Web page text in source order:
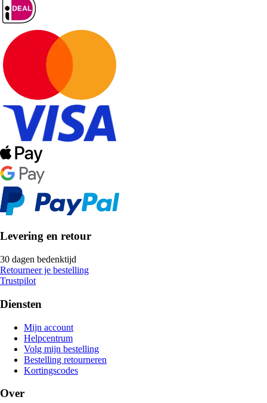
Levering en retour
30 dagen bedenktijd
Retourneer je bestelling
Trustpilot
Diensten
Mijn account
Helpcentrum
Volg mijn bestelling
Bestelling retourneren
Kortingscodes
Over